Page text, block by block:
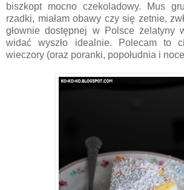
biszkopt mocno czekoladowy. Mus
rzadki, miałam obawy czy się zetnie,
głownie dostępnej w Polsce żelatyny
widać wyszło idealnie. Polecam to
wieczory (oraz poranki, popołudnia i